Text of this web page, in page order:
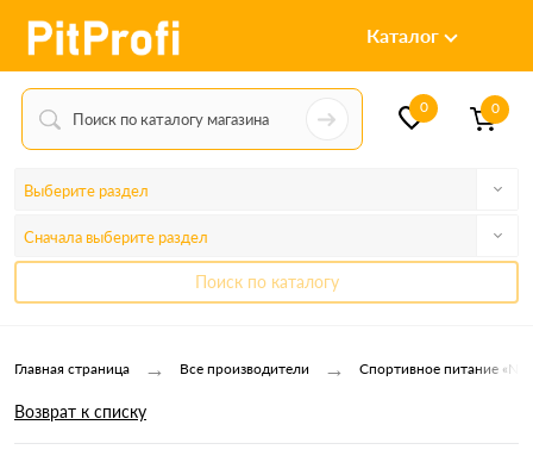
Каталог
0 0
Выберите раздел
Сначала выберите раздел
Поиск по каталогу
Главная страница → Все производители → Спортивное питание
Возврат к списку